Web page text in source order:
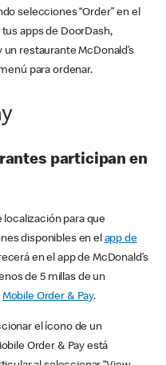
selecciones “Order” en el
apps de DoorDash,
restaurante McDonald’s
para ordenar.
participan en
para que
disponibles en el app de
en el app de McDonald’s
de 5 millas de un
Mobile Order & Pay.
el ícono de un
Order & Pay está